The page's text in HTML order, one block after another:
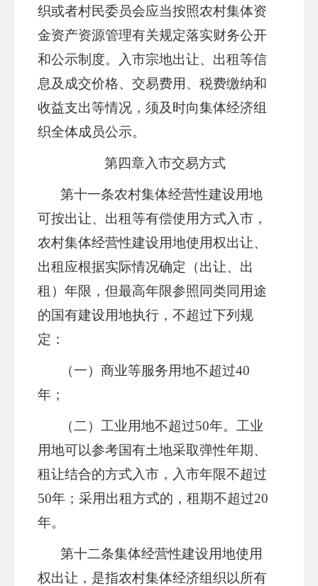
织或者村民委员会应当按照农村集体资
金资产资源管理有关规定落实财务公开
和公示制度。入市宗地出让、出租等信
息及成交价格、交易费用、税费缴纳和
收益支出等情况，须及时向集体经济组
织全体成员公示。
第四章入市交易方式
第十一条农村集体经营性建设用地
可按出让、出租等有偿使用方式入市，
农村集体经营性建设用地使用权出让、
出租应根据实际情况确定（出让、出
租）年限，但最高年限参照同类同用途
的国有建设用地执行，不超过下列规
定：
（一）商业等服务用地不超过40
年；
（二）工业用地不超过50年。 工业
用地可以参考国有土地采取弹性年期、
租让结合的方式入市，入市年限不超过
50年；采用出租方式的，租期不超过20
年。
第十二条集体经营性建设用地使用
权出让，是指农村集体经济组织以所有